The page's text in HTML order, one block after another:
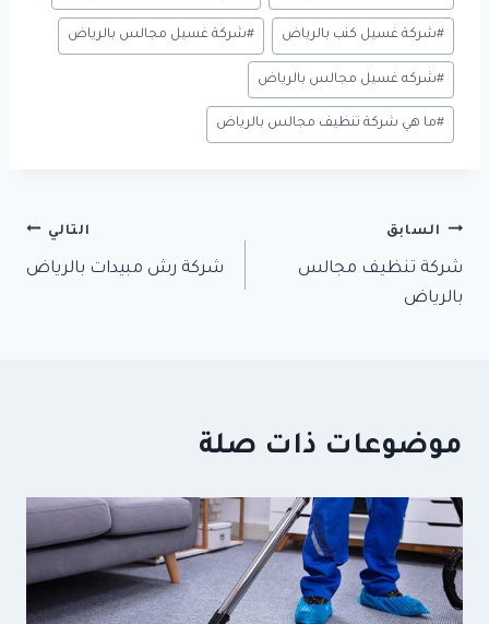
#شركة غسيل كنب بالرياض #شركة غسيل مجالس بالرياض
#شركه غسيل مجالس بالرياض
#ما هي شركة تنظيف مجالس بالرياض
تصفّح
المقالات
السابق
شركة تنظيف مجالس
بالرياض
التالي
شركة رش مبيدات بالرياض
موضوعات ذات صلة